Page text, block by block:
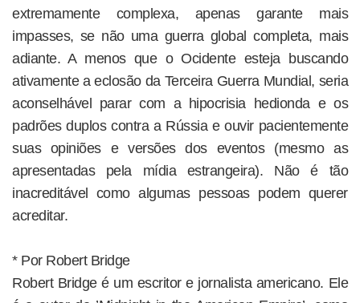
extremamente complexa, apenas garante mais
impasses, se não uma guerra global completa, mais
adiante. A menos que o Ocidente esteja buscando
ativamente a eclosão da Terceira Guerra Mundial, seria
aconselhável parar com a hipocrisia hedionda e os
padrões duplos contra a Rússia e ouvir pacientemente
suas opiniões e versões dos eventos (mesmo as
apresentadas pela mídia estrangeira). Não é tão
inacreditável como algumas pessoas podem querer
acreditar.
* Por Robert Bridge
Robert Bridge é um escritor e jornalista americano. Ele